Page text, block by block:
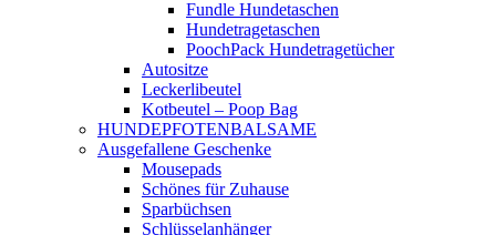
Fundle Hundetaschen
Hundetragetaschen
PoochPack Hundetragetücher
Autositze
Leckerlibeutel
Kotbeutel – Poop Bag
HUNDEPFOTENBALSAME
Ausgefallene Geschenke
Mousepads
Schönes für Zuhause
Sparbüchsen
Schlüsselanhänger